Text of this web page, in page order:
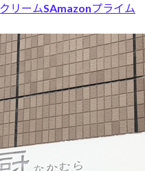
クリームSAmazonプライム